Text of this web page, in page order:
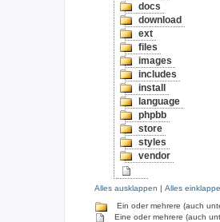
docs
download
ext
files
images
includes
install
language
phpbb
store
styles
vendor
Alles ausklappen
Alles
Ein oder mehrere (auch
Eine oder mehrere (auch